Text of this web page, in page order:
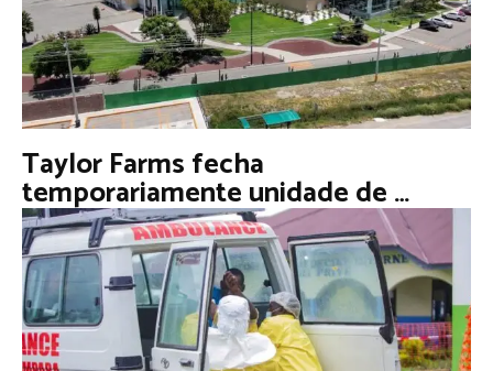
Taylor Farms fecha
temporariamente unidade de …